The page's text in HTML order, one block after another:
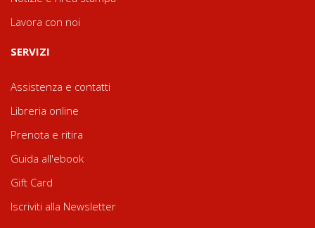
Lavora con noi
SERVIZI
Assistenza e contatti
Libreria online
Prenota e ritira
Guida all'ebook
Gift Card
Iscriviti alla Newsletter